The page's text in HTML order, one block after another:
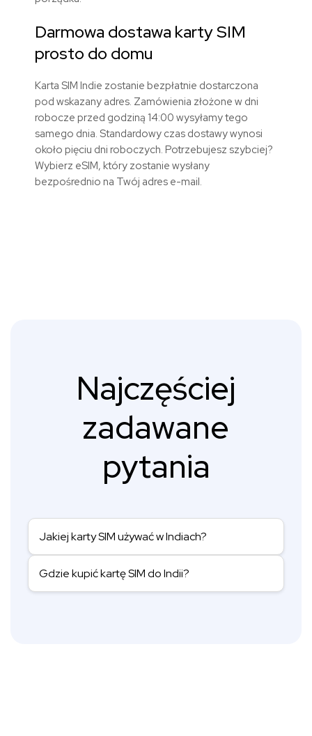
Darmowa dostawa karty SIM
prosto do domu
Karta SIM Indie zostanie bezpłatnie dostarczona
pod wskazany adres. Zamówienia złożone w dni
robocze przed godziną 14:00 wysyłamy tego
samego dnia. Standardowy czas dostawy wynosi
około pięciu dni roboczych. Potrzebujesz szybciej?
Wybierz eSIM, który zostanie wysłany
bezpośrednio na Twój adres e-mail.
Najczęściej
zadawane
pytania
Jakiej karty SIM używać w Indiach?
Gdzie kupić kartę SIM do Indii?